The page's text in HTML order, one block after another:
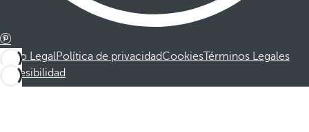
Aviso LegalPolítica de privacidadCookiesTérminos Legales
Accesibilidad